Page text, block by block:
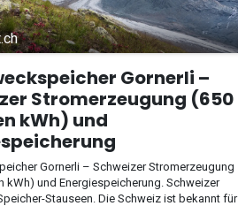
Gornerli –
Stromerzeugung (650
kWh) und
Gornerli – Schweizer Stromerzeugung
kWh) und Energiespeicherung. Schweizer
Stauseen. Die Schweiz ist bekannt für